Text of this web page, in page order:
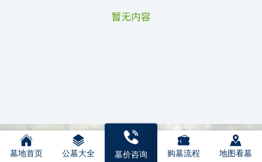
墓地首页 公墓大全 墓价咨询 购墓流程 地图看墓